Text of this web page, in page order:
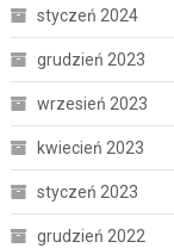
styczeń 2024
grudzień 2023
wrzesień 2023
kwiecień 2023
styczeń 2023
grudzień 2022